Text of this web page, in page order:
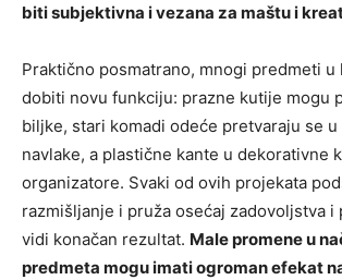
biti subjektivna i vezana za maštu i
Praktično posmatrano, mnogi predmeti u
dobiti novu funkciju: prazne kutije mogu
biljke, stari komadi odeće pretvaraju se u
navlake, a plastične kante u dekorativne
organizatore. Svaki od ovih projekata
razmišljanje i pruža osećaj zadovoljstva i
vidi konačan rezultat. Male promene u
predmeta mogu imati ogroman efekat